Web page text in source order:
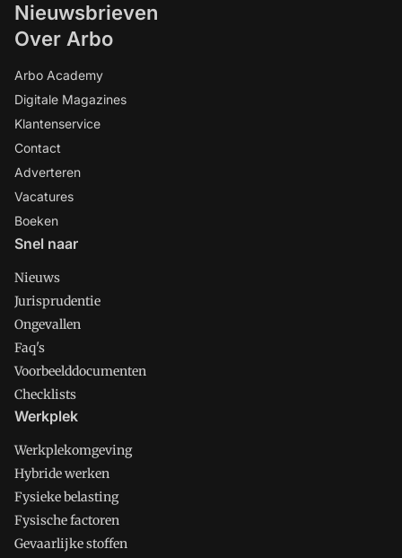
Nieuwsbrieven
Over Arbo
Arbo Academy
Digitale Magazines
Klantenservice
Contact
Adverteren
Vacatures
Boeken
Snel naar
Nieuws
Jurisprudentie
Ongevallen
Faq's
Voorbeelddocumenten
Checklists
Werkplek
Werkplekomgeving
Hybride werken
Fysieke belasting
Fysische factoren
Gevaarlijke stoffen